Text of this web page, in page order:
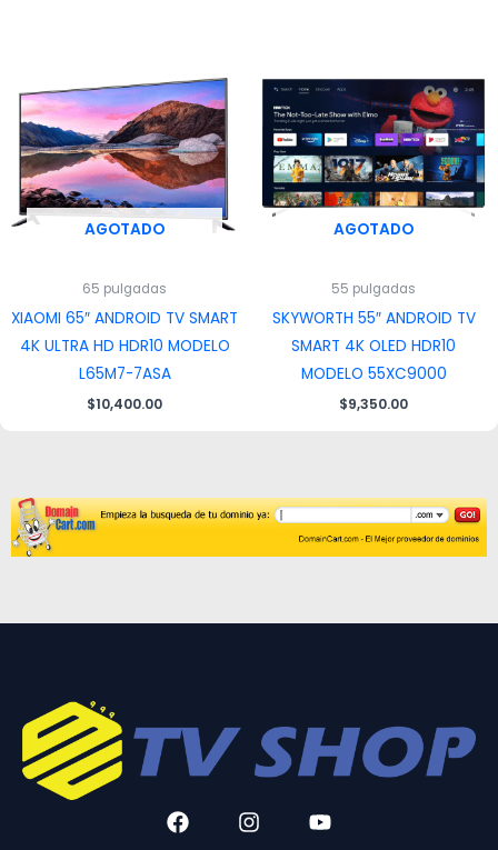
AGOTADO
65 pulgadas
XIAOMI 65″ ANDROID TV SMART
4K ULTRA HD HDR10 MODELO
L65M7-7ASA
$10,400.00
AGOTADO
55 pulgadas
SKYWORTH 55″ ANDROID TV
SMART 4K OLED HDR10
MODELO 55XC9000
$9,350.00
F
a
I
n
Y
o